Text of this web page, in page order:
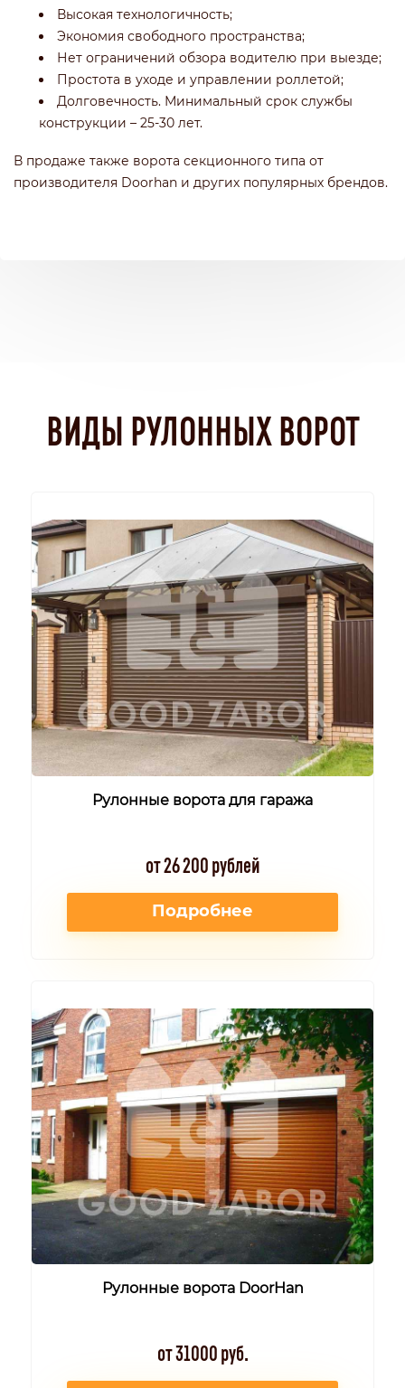
Высокая технологичность;
Экономия свободного пространства;
Нет ограничений обзора водителю при выезде;
Простота в уходе и управлении роллетой;
Долговечность. Минимальный срок службы
конструкции – 25-30 лет.
В продаже также ворота секционного типа от
производителя Doorhan и других популярных брендов.
ВИДЫ РУЛОННЫХ ВОРОТ
Рулонные ворота для гаража
от 26 200 рублей
Подробнее
Рулонные ворота DoorHan
от 31000 руб.